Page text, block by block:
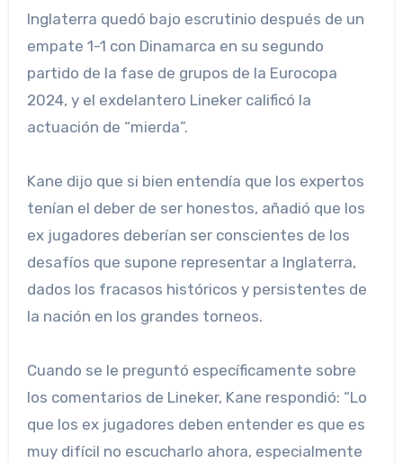
Inglaterra quedó bajo escrutinio después de un
empate 1-1 con Dinamarca en su segundo
partido de la fase de grupos de la Eurocopa
2024, y el exdelantero Lineker calificó la
actuación de “mierda”.
Kane dijo que si bien entendía que los expertos
tenían el deber de ser honestos, añadió que los
ex jugadores deberían ser conscientes de los
desafíos que supone representar a Inglaterra,
dados los fracasos históricos y persistentes de
la nación en los grandes torneos.
Cuando se le preguntó específicamente sobre
los comentarios de Lineker, Kane respondió: “Lo
que los ex jugadores deben entender es que es
muy difícil no escucharlo ahora, especialmente